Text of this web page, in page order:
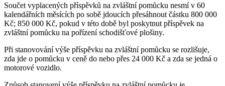
Součet vyplacených příspěvků na zvláštní pomůcku nesmí v 60
kalendářních měsících po sobě jdoucích přesáhnout částku 800 000
Kč; 850 000 Kč, pokud v této době byl poskytnut příspěvek na
zvláštní pomůcku na pořízení schodišťové plošiny.
Při stanovování výše příspěvku na zvláštní pomůcku se rozlišuje,
zda jde o pomůcku v ceně do nebo přes 24 000 Kč a zda se jedná o
motorové vozidlo.